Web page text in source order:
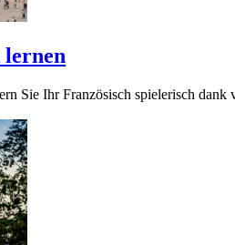
lernen
Sie Ihr Französisch spielerisch